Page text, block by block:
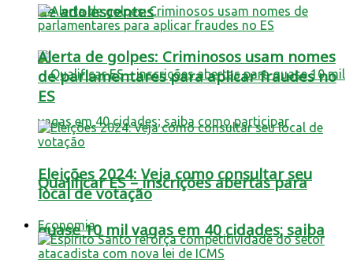
de adolescentes
Qualificar ES – inscrições abertas para
quase 10 mil vagas em 40 cidades; saiba
Alerta de golpes: Criminosos usam nomes
de parlamentares para aplicar fraudes no
ES
Eleições 2024: Veja como consultar seu
local de votação
Economia